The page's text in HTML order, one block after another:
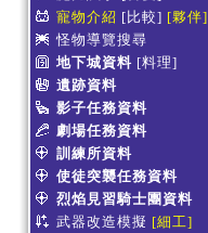
寵物介紹 [比較] [夥伴]
怪物導覽搜尋
地下城資料 [料理]
遺跡資料
影子任務資料
劇場任務資料
訓練所資料
使徒突襲任務資料
烈焰見習騎士團資料
武器改造模擬 [細工]